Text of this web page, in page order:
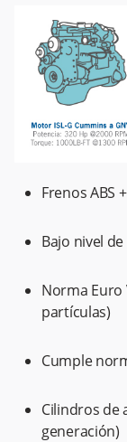
Frenos ABS
Bajo nivel
Norma Euro
partículas)
Cumple
Cilindros de
generación)